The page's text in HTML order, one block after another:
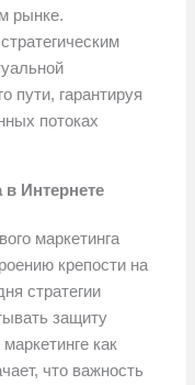
рынке.
пути, гарантируя
потоках
Интернете
маркетинга
крепости на
стратегии
защиту
как
что важность